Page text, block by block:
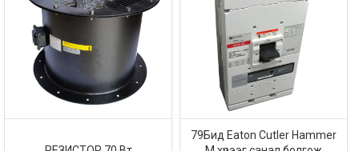
79Бид Eaton Cutler Hammer